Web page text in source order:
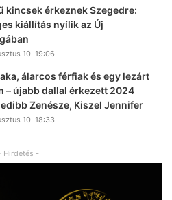
kincsek érkeznek Szegedre:
kiállítás nyílik az Új
10. 19:06
álarcos férfiak és egy lezárt
– újabb dallal érkezett 2024
Zenésze, Kiszel Jennifer
10. 18:33
Hirdetés -